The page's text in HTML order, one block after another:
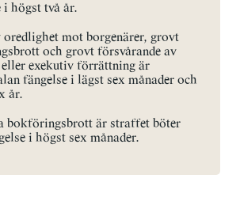
i högst två år.
mot borgenärer, grovt
och grovt försvårande av
exekutiv förrättning är
fängelse i lägst sex månader och
år.
bokföringsbrott är straffet böter
i högst sex månader.